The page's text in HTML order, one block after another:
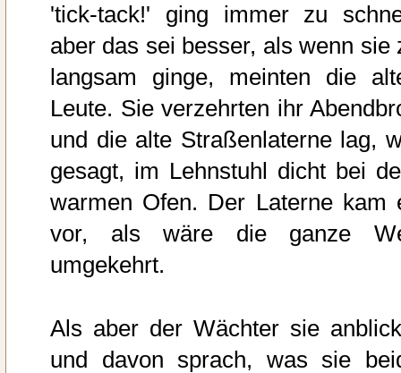
'tick-tack!' ging immer zu
aber das sei besser, als wenn sie
langsam ginge, meinten die
Leute. Sie verzehrten ihr
und die alte Straßenlaterne lag,
gesagt, im Lehnstuhl dicht bei
warmen Ofen. Der Laterne kam
vor, als wäre die ganze
umgekehrt.
Als aber der Wächter sie
und davon sprach, was sie